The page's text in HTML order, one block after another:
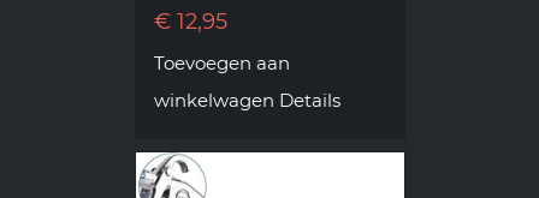
€12,95
Toevoegen aan
winkelwagen Details